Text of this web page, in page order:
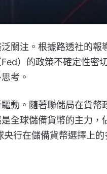
關注。根據路透社的報
）的政策不確定性密
考。
動。隨著聯儲局在貨幣
全球儲備貨幣的主力，
行在儲備貨幣選擇上